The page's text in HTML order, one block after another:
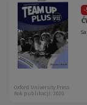
-
Oxford University Press
Rok publikacji: 2020